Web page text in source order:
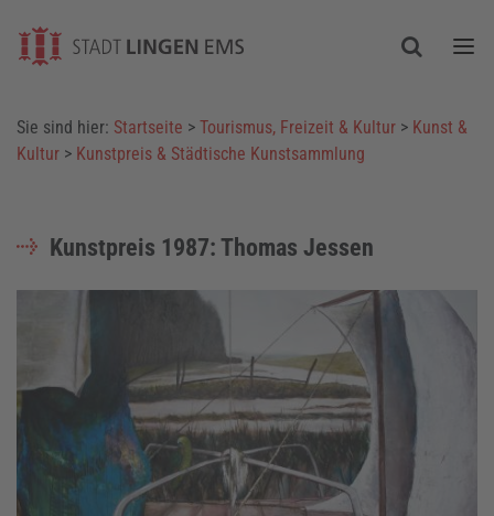
Sie sind hier: Startseite > Tourismus, Freizeit & Kultur > Kunst &
Kultur > Kunstpreis & Städtische Kunstsammlung
Kunstpreis 1987: Thomas Jessen